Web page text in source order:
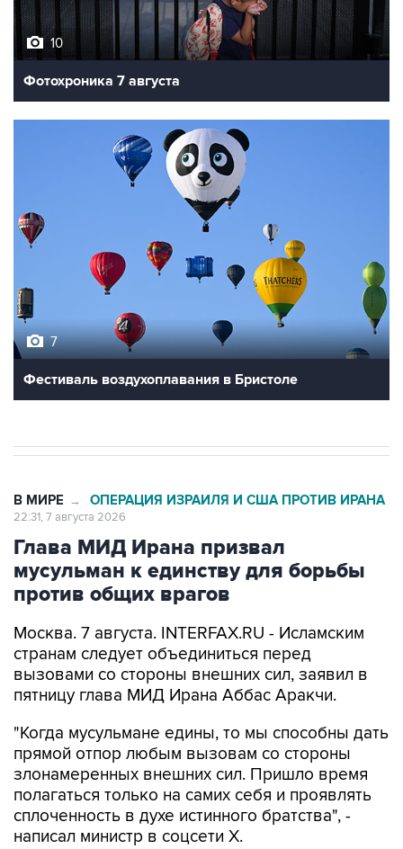
10
Фотохроника 7 августа
7
Фестиваль воздухоплавания в Бристоле
В МИРЕ → ОПЕРАЦИЯ ИЗРАИЛЯ И США ПРОТИВ ИРАНА
22:31, 7 августа 2026
Глава МИД Ирана призвал
мусульман к единству для борьбы
против общих врагов
Москва. 7 августа. INTERFAX.RU - Исламским
странам следует объединиться перед
вызовами со стороны внешних сил, заявил в
пятницу глава МИД Ирана Аббас Аракчи.
"Когда мусульмане едины, то мы способны дать
прямой отпор любым вызовам со стороны
злонамеренных внешних сил. Пришло время
полагаться только на самих себя и проявлять
сплоченность в духе истинного братства", -
написал министр в соцсети Х.